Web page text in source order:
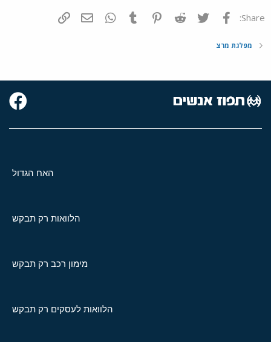
Share: פייסבוק Twitter
Reddit
Pinterest
Tumblr
WhatsAppדואר אלקטרוני
מפלגת מרצ
האח הגדול
הלוואות רק תבקש
מימון רכב רק תבקש
הלוואות לעסקים רק תבקש